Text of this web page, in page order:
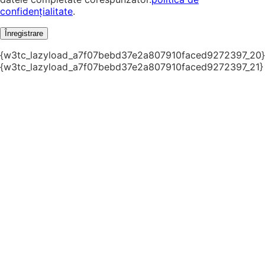
confidențialitate.
Înregistrare
{w3tc_lazyload_a7f07bebd37e2a807910faced9272397_20}
{w3tc_lazyload_a7f07bebd37e2a807910faced9272397_21}